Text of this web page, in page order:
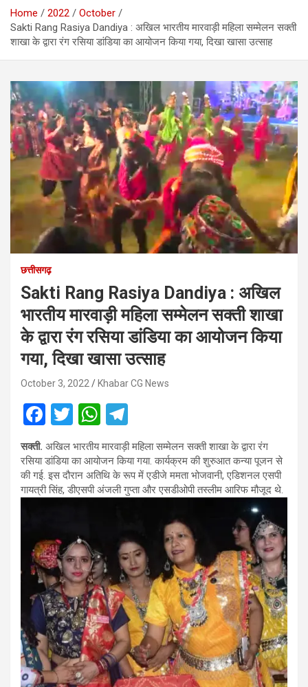
Home 2022
October
Sakti Rang Rasiya Dandiya : अखिल भारतीय मारवाड़ी महिला सम्मेलन सक्ती
शाखा के द्वारा रंग रसिया डांडिया का आयोजन किया गया, दिखा खासा उत्साह
छत्तीसगढ़
Sakti Rang Rasiya Dandiya : अखिल
भारतीय मारवाड़ी महिला सम्मेलन सक्ती शाखा
के द्वारा रंग रसिया डांडिया का आयोजन किया
गया, दिखा खासा उत्साह
October 3, 2022 Khabar CG News
F
a
ce
b
o
k
T
wi
tt
er
W
h
at
s
A
p
el
e
gr
a
सक्ती. अखिल भारतीय मारवाड़ी महिला सम्मेलन सक्ती शाखा के द्वारा रंग
रसिया डांडिया का आयोजन किया गया. कार्यक्रम की शुरुआत कन्या पूजन से
की गई. इस दौरान अतिथि के रूप में एडीजे ममता भोजवानी, एडिशनल एसपी
गायत्री सिंह, डीएसपी अंजली गुप्ता और एसडीओपी तस्लीम आरिफ मौजूद थे.